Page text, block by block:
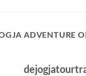
ADVENTURE